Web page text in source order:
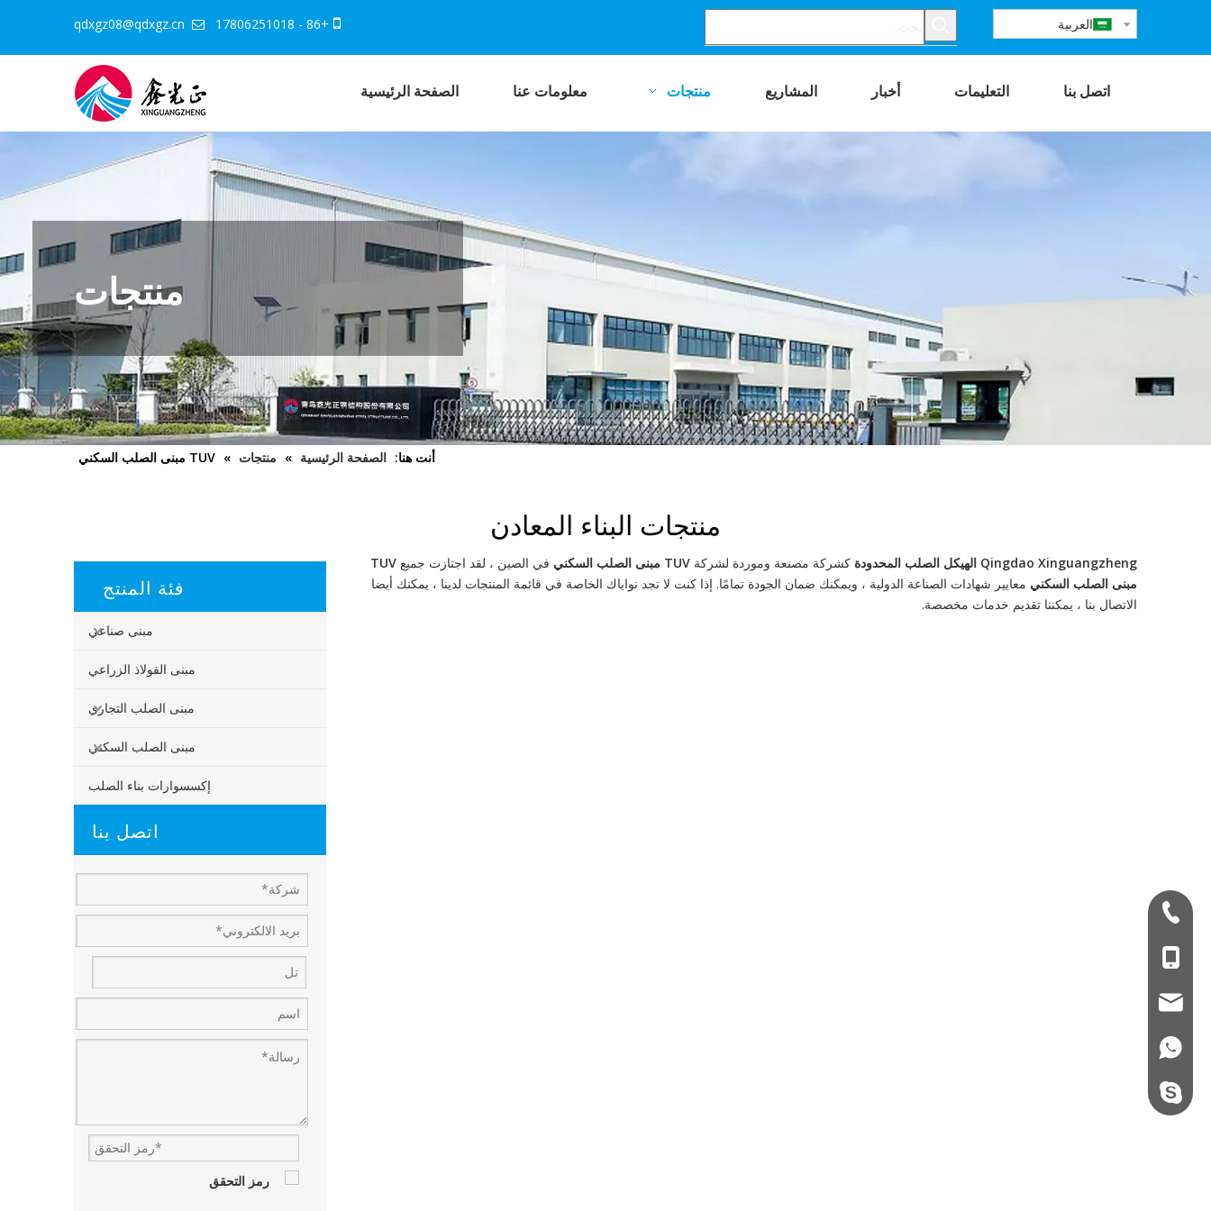

+86 - 17806251018

qdxgz08@qdxgz.cn العربية
اتصل بنا التعليمات أخبار المشاريع منتجات معلومات عنا الصفحة الرئيسية
منتجات
أنت هنا: الصفحة الرئيسية » منتجات » TUV مبنى الصلب السكني
منتجات البناء المعادن
فئة المنتج
مبنى صناعي
مبنى الفولاذ الزراعي
مبنى الصلب التجاري
مبنى الصلب السكني
إكسسوارات بناء الصلب
اتصل بنا
Qingdao Xinguangzheng الهيكل الصلب المحدودة كشركة مصنعة وموردة لشركة TUV مبنى الصلب السكني في الصين ، لقد اجتازت جميع TUV
مبنى الصلب السكني معايير شهادات الصناعة الدولية ، ويمكنك ضمان الجودة تمامًا. إذا كنت لا تجد نواياك الخاصة في قائمة المنتجات لدينا ، يمكنك أيضا
الاتصال بنا ، يمكننا تقديم خدمات مخصصة.
+ 86-532-
+86 -